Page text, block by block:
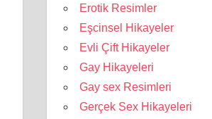
Erotik Resimler
Eşcinsel Hikayeler
Evli Çift Hikayeler
Gay Hikayeleri
Gay sex Resimleri
Gerçek Sex Hikayeleri